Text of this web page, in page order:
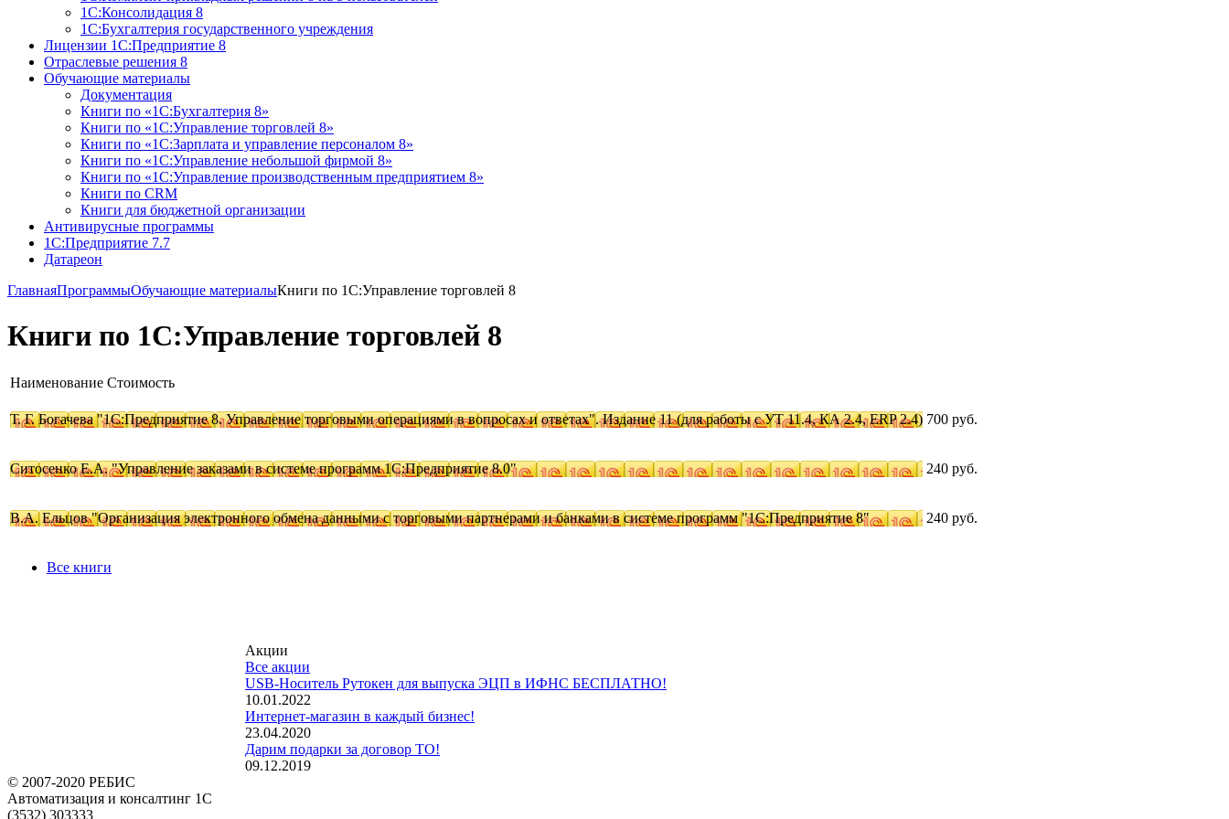
1С:Консолидация 8
1С:Бухгалтерия государственного учреждения
Лицензии 1С:Предприятие 8
Отраслевые решения 8
Обучающие материалы
Документация
Книги по «1С:Бухгалтерия 8»
Книги по «1С:Управление торговлей 8»
Книги по «1С:Зарплата и управление персоналом 8»
Книги по «1С:Управление небольшой фирмой 8»
Книги по «1С:Управление производственным предприятием 8»
Книги по CRM
Книги для бюджетной организации
Антивирусные программы
1С:Предприятие 7.7
Датареон
ГлавнаяПрограммыОбучающие материалыКниги по 1С:Управление торговлей 8
Книги по 1С:Управление торговлей 8
Наименование Стоимость
Т. Г. Богачева "1С:Предприятие 8. Управление торговыми операциями в вопросах и ответах". Издание 11 (для работы с УТ 11.4, КА 2.4, ERP 2.4) 700 руб.
Ситосенко Е.А. "Управление заказами в системе программ 1С:Предприятие 8.0" 240 руб.
В.А. Ельцов "Организация электронного обмена данными с торговыми партнерами и банками в системе программ "1С:Предприятие 8" 240 руб.
Все книги
Акции
Все акции
USB-Носитель Рутокен для выпуска ЭЦП в ИФНС БЕСПЛАТНО!
10.01.2022
Интернет-магазин в каждый бизнес!
23.04.2020
Дарим подарки за договор ТО!
09.12.2019
© 2007-2020 РЕБИС
Автоматизация и консалтинг 1С
(3532) 303333